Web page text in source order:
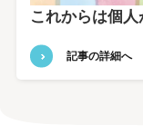
これからは個人
記事の詳細へ